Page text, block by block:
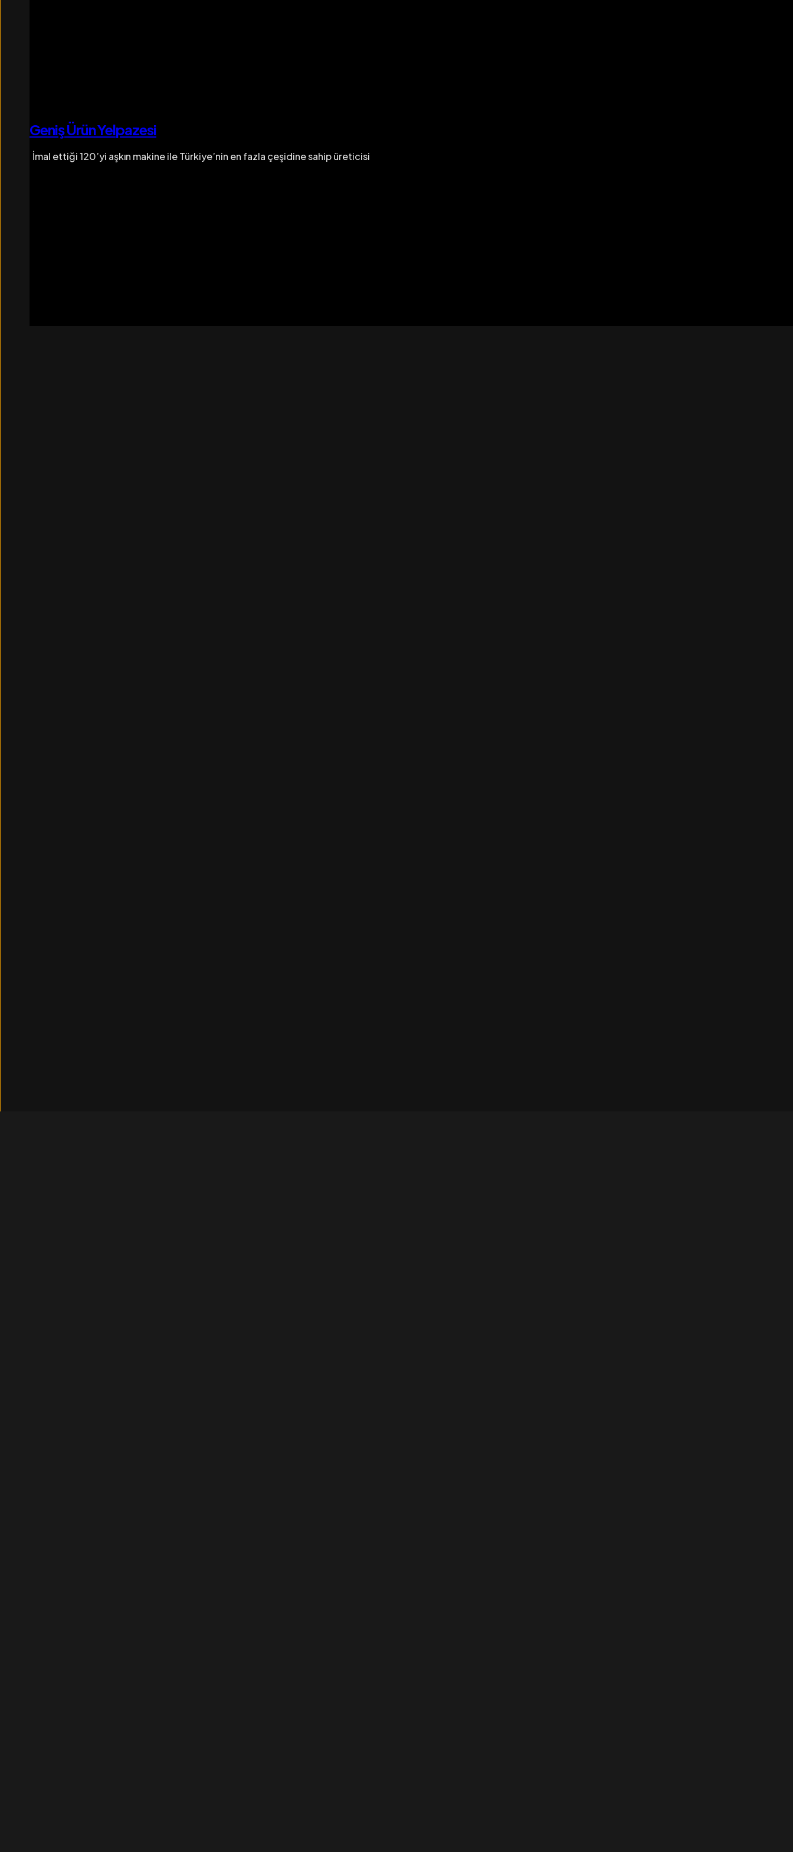
GenişÜrünYelpazesi
İmal ettiği 120’yi aşkın makine ile Türkiye’nin en fazla çeşidine sahip üreticisi